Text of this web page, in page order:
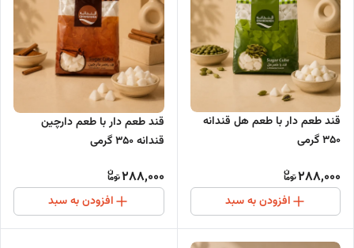
قند طعم دار با طعم هل قندانه
350 گرمی
288,000
افزودن به سبد
قند طعم دار با طعم دارچین
قندانه 350 گرمی
288,000
افزودن به سبد